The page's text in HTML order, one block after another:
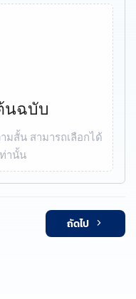
นฉบับ
สั้น สามารถเลือกได้
ท่านั้น
ถัดไป